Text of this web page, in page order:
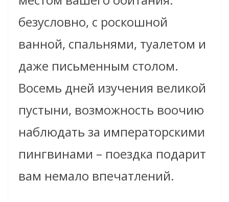
безусловно, с роскошной
ванной, спальнями, туалетом и
даже письменным столом.
Восемь дней изучения великой
пустыни, возможность воочию
наблюдать за императорскими
пингвинами – поездка подарит
вам немало впечатлений.